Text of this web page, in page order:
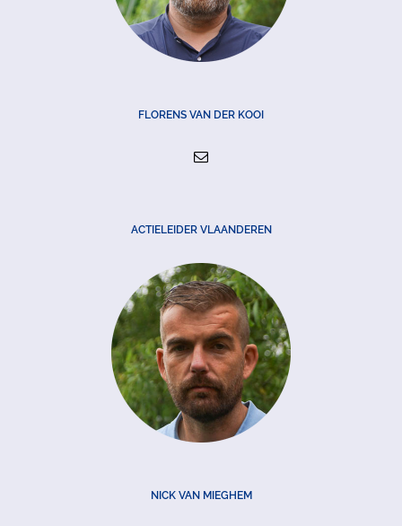
FLORENS VAN DER KOOI
ACTIELEIDER VLAANDEREN
NICK VAN MIEGHEM